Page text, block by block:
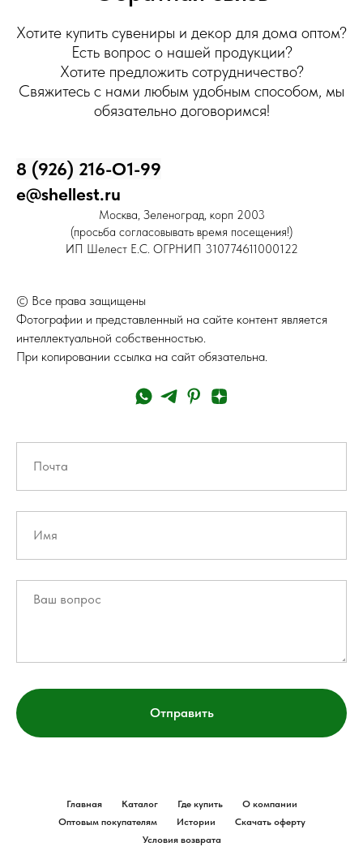
Хотите купить сувениры и декор для дома оптом?
Есть вопрос о нашей продукции?
Хотите предложить сотрудничество?
Свяжитесь с нами любым удобным способом, мы
обязательно договоримся!
8 (926) 216-О1-99
e@shellest.ru
Москва, Зеленоград, корп 2003
(просьба согласовывать время посещения!)
ИП Шелест Е.С. ОГРНИП 310774611000122
© Все права защищены
Фотографии и представленный на сайте контент является
интеллектуальной собственностью.
При копировании ссылка на сайт обязательна.
Отправить
Главная Каталог Где купить
О компании
Оптовым покупателям
Истории
Скачать оферту
Условия возврата